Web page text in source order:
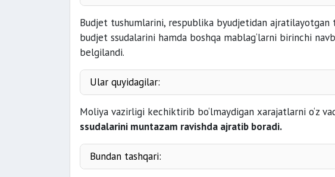
ijtimoiy xarajatlarning
davlat dasturlarini bajarishga
davlat-xususiy sheriklik loyihalari
Budjet tushumlarini, respublika byudjetidan ajratilayotgan
budjet ssudalarini hamda boshqa mablag‘larni birinchi
belgilandi.
Ular quyidagilar:
tibbiyot buyumlari
ish haqi
Moliya vazirligi kechiktirib bo‘lmaydigan xarajatlarni o‘z
ssudalarini muntazam ravishda ajratib boradi.
Bundan tashqari: